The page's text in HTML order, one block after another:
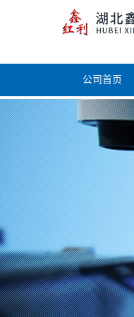
公司首页